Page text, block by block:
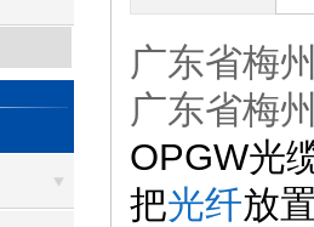
广东省梅
广东省梅
OPGW光
把光纤放